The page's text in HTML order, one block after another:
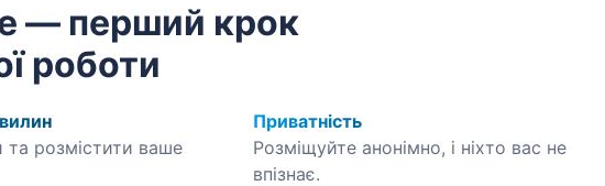
— перший крок
роботи
розмістити ваше
Приватність
Розміщуйте анонімно, і ніхто вас не
впізнає.